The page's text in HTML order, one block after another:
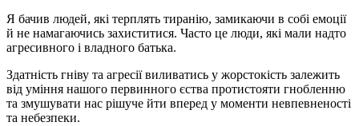
Я бачив людей, які терплять тиранію, замикаючи в собі емоції
й не намагаючись захиститися. Часто це люди, які мали надто
агресивного і владного батька.
Здатність гніву та агресії виливатись у жорстокість залежить
від уміння нашого первинного єства протистояти гнобленню
та змушувати нас рішуче йти вперед у моменти невпевненості
та небезпеки.